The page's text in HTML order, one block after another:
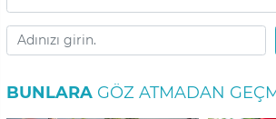
BUNLARA GÖZ ATMADAN